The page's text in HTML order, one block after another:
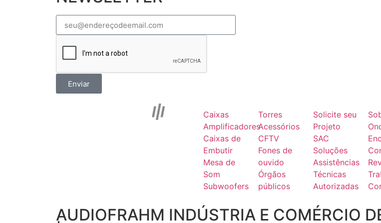
Enviar
Caixas
Amplificadores
Caixas de
Embutir
Mesa de
Som
Subwoofers
Torres
Acessórios
CFTV
Fones de
ouvido
Órgãos
públicos
Solicite seu
Projeto
SAC
Soluções
Assistências
Técnicas
Autorizadas
AUDIOFRAHM INDÚSTRIA E COMÉRCIO